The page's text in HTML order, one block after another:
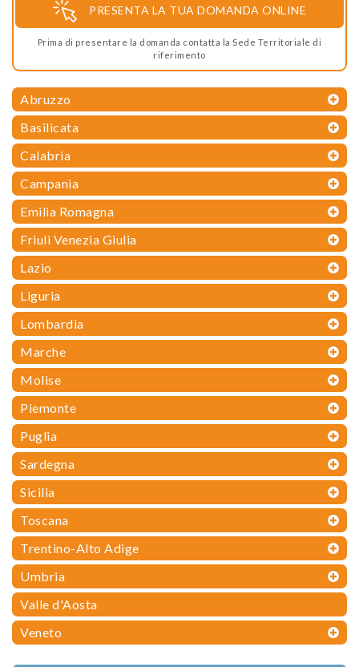
PRESENTA LA TUA DOMANDA ONLINE
Prima di presentare la domanda contatta la Sede Territoriale di
riferimento
Abruzzo
Basilicata
Calabria
Campania
Emilia Romagna
Friuli Venezia Giulia
Lazio
Liguria
Lombardia
Marche
Molise
Piemonte
Puglia
Sardegna
Sicilia
Toscana
Trentino-Alto Adige
Umbria
Valle d'Aosta
Veneto